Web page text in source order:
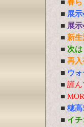
■ 春ら
■ 展
■ 展
■ 新
■ 次は
■ 再入
■ ウ
■ 謹ん
■
■ 穂
■ イ